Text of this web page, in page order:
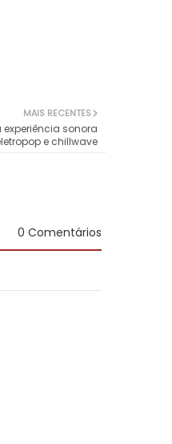
MAIS RECENTES
experiência sonora
e chillwave
0 Comentários